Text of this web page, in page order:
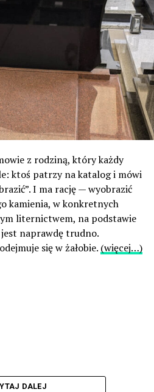
z rodziną, który każdy
ktoś patrzy na katalog i mówi
I ma rację — wyobrazić
kamienia, w konkretnych
liternictwem, na podstawie
naprawdę trudno.
się w żałobie. (więcej…)
DALEJ